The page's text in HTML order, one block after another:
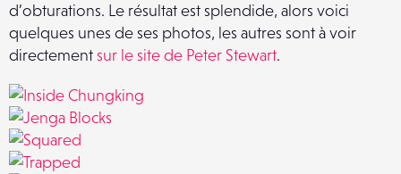
d’obturations. Le résultat est splendide, alors voici
quelques unes de ses photos, les autres sont à voir
directement sur le site de Peter Stewart.